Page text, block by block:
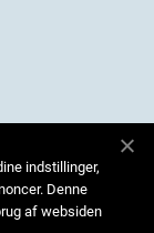
indstillinger,
Denne
af websiden